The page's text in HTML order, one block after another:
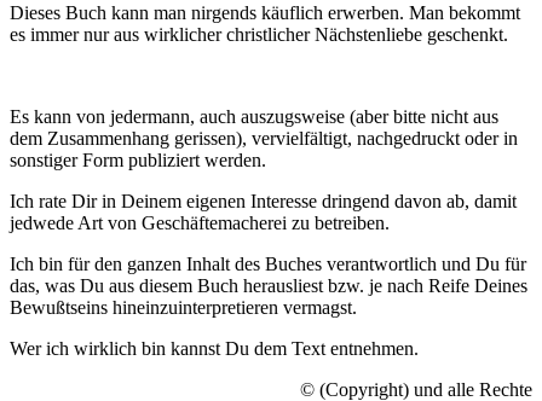
Dieses Buch kann man nirgends käuflich erwerben. Man bekommt
es immer nur aus wirklicher christlicher Nächstenliebe geschenkt.
Es kann von jedermann, auch auszugsweise (aber bitte nicht aus
dem Zusammenhang gerissen), vervielfältigt, nachgedruckt oder in
sonstiger Form publiziert werden.
Ich rate Dir in Deinem eigenen Interesse dringend davon ab, damit
jedwede Art von Geschäftemacherei zu betreiben.
Ich bin für den ganzen Inhalt des Buches verantwortlich und Du für
das, was Du aus diesem Buch herausliest bzw. je nach Reife Deines
Bewußtseins hineinzuinterpretieren vermagst.
Wer ich wirklich bin kannst Du dem Text entnehmen.
© (Copyright) und alle Rechte